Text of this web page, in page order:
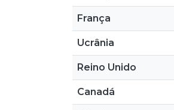
França
Ucrânia
Reino Unido
Canadá